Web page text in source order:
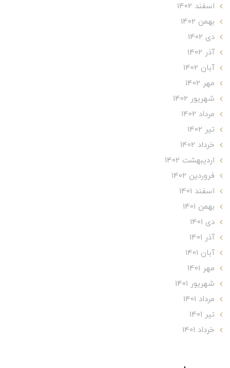
اسفند 1402
بهمن 1402
دی 1402
آذر 1402
آبان 1402
مهر 1402
شهریور 1402
مرداد 1402
تير 1402
خرداد 1402
ارديبهشت 1402
فروردین 1402
اسفند 1401
بهمن 1401
دی 1401
آذر 1401
آبان 1401
مهر 1401
شهریور 1401
مرداد 1401
تير 1401
خرداد 1401